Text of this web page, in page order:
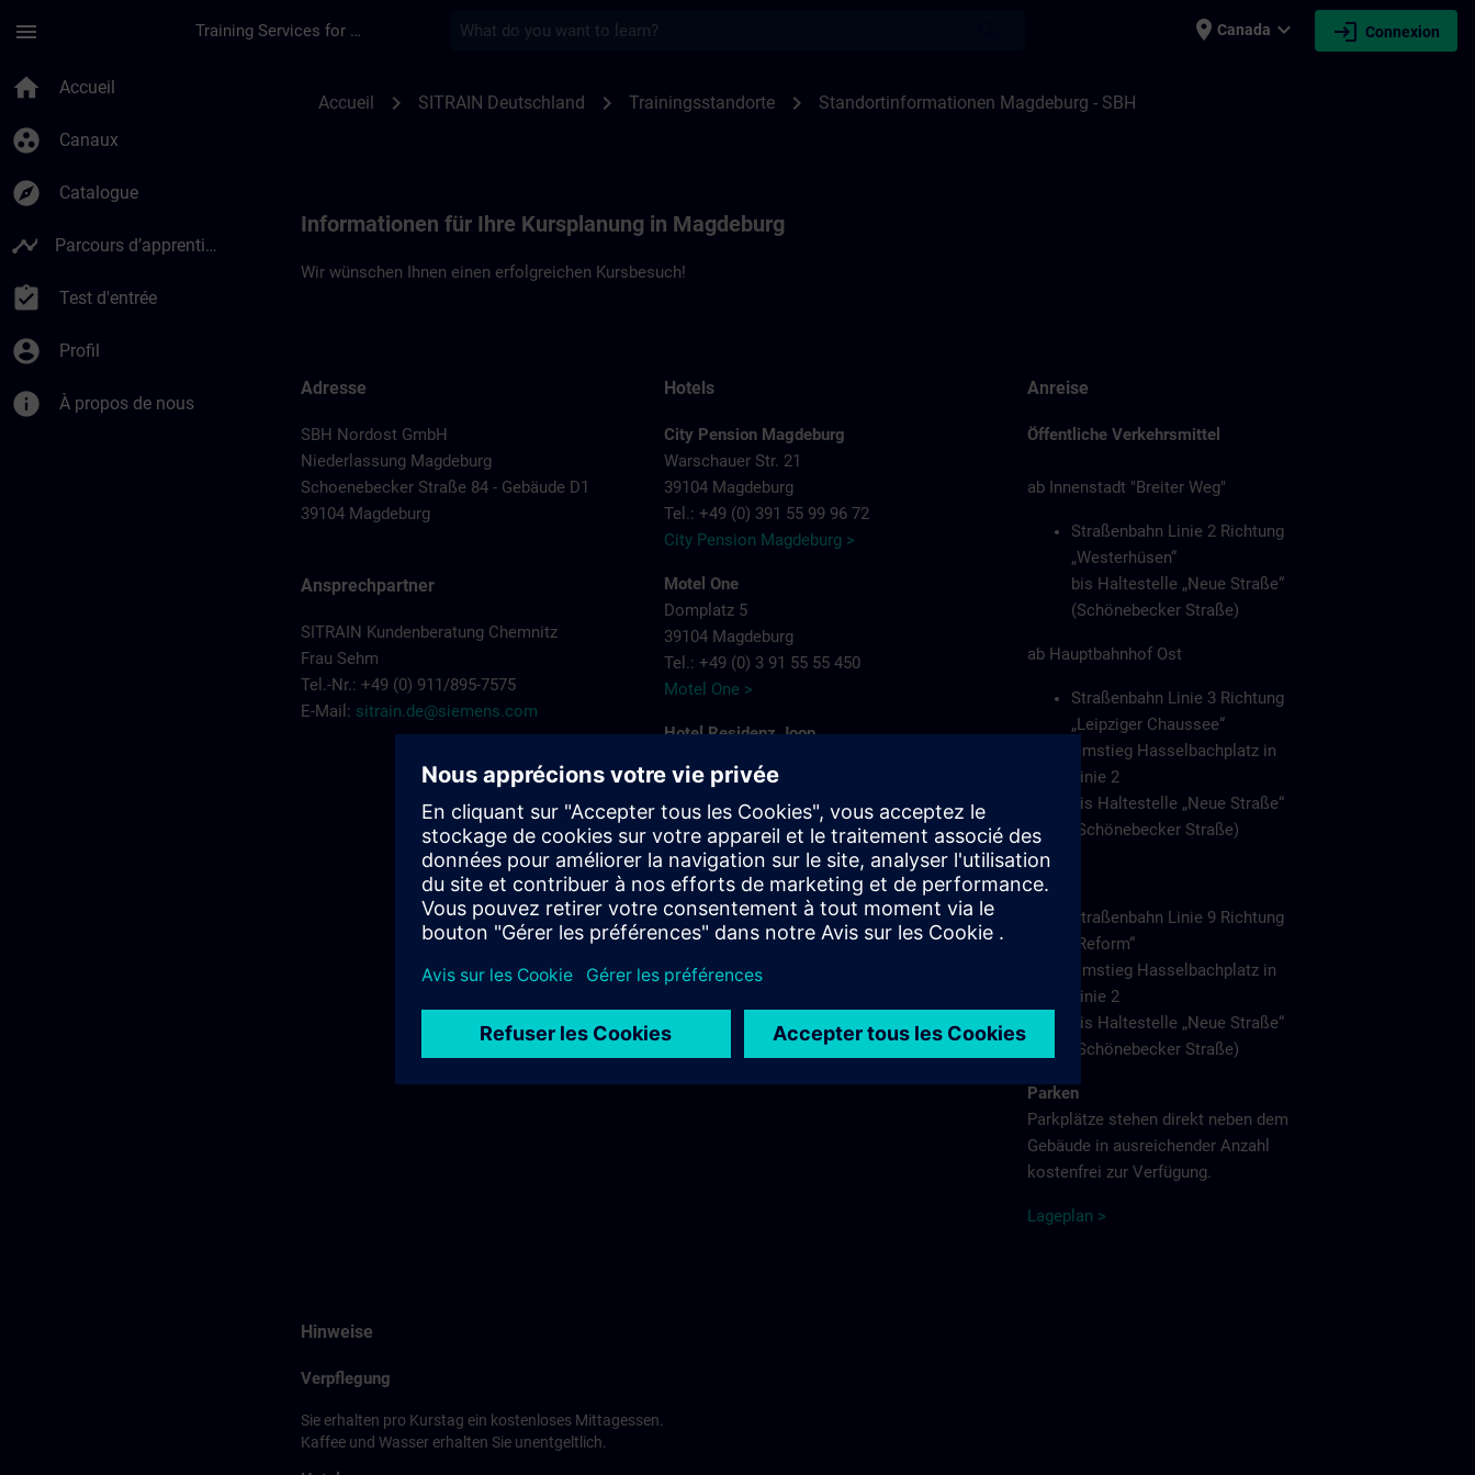
menu Training Services for Digital Industries place Canada expand_more login Connexion
home Accueil
group_work Canaux
explore Catalogue
timeline Parcours d’apprentissage
assignment_turned_in Test d'entrée
account_circle Profil
info À propos de nous
Accueil chevron_right SITRAIN Deutschland chevron_right Trainingsstandorte chevron_right Standortinformationen Magdeburg - SBH
Informationen für Ihre Kursplanung in Magdeburg
Wir wünschen Ihnen einen erfolgreichen Kursbesuch!
Adresse
SBH Nordost GmbH
Niederlassung Magdeburg
Schoenebecker Straße 84 - Gebäude D1
39104 Magdeburg
Ansprechpartner
SITRAIN Kundenberatung Chemnitz
Frau Sehm
Tel.-Nr.: +49 (0) 911/895-7575
E-Mail: sitrain.de@siemens.com
Hotels
City Pension Magdeburg
Warschauer Str. 21
39104 Magdeburg
Tel.: +49 (0) 391 55 99 96 72
City Pension Magdeburg >
Motel One
Domplatz 5
39104 Magdeburg
Tel.: +49 (0) 3 91 55 55 450
Motel One >
Hotel Residenz Joop
39112 Magdeburg
Tel.: +49 (0) 3 91 6 26 20
Hotel Residenz Joop >
Maritim Hotel Magdeburg
Otto-von-Guericke-Straße 87
39104 Magdeburg
Maritim Hotel >
Anreise
Öffentliche Verkehrsmittel
ab Innenstadt "Breiter Weg"
Straßenbahn Linie 2 Richtung
„Westerhüsen“
bis Haltestelle „Neue Straße“
(Schönebecker Straße)
ab Hauptbahnhof Ost
Straßenbahn Linie 3 Richtung
„Leipziger Chaussee“
Umstieg Hasselbachplatz in
Linie 2
bis Haltestelle „Neue Straße“
(Schönebecker Straße)
oder
Straßenbahn Linie 9 Richtung
„Reform“
Umstieg Hasselbachplatz in
Linie 2
bis Haltestelle „Neue Straße“
(Schönebecker Straße)
Parken
Parkplätze stehen direkt neben dem
Gebäude in ausreichender Anzahl
kostenfrei zur Verfügung.
Lagep lan >
Hinweise
Verpflegung
Sie erhalten pro Kurstag ein kostenloses Mittagessen.
Kaffee und Wasser erhalten Sie unentgeltlich.